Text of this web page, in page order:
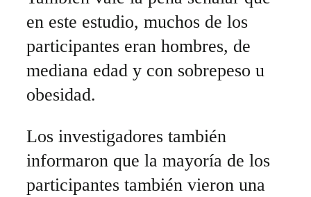
en este estudio, muchos de los
participantes eran hombres, de
mediana edad y con sobrepeso u
obesidad.
Los investigadores también
informaron que la mayoría de los
participantes también vieron una